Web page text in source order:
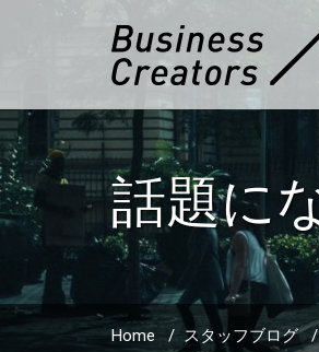
話題に
Home / スタッフブログ